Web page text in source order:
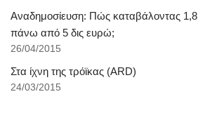
Αναδημοσίευση: Πώς καταβάλοντας
πάνω από 5 δις ευρώ;
26/04/2015
Στα ίχνη της τρόϊκας (ARD)
24/03/2015